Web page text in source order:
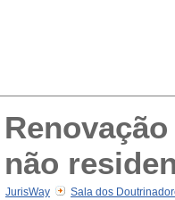
não
JurisWay Sala dos